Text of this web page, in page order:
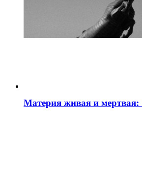
Материя живая и